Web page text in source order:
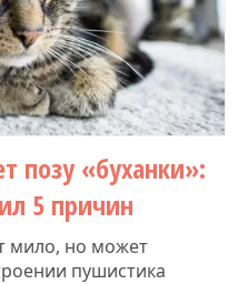
позу «буханки»:
5 причин
мило, но может
пушистика